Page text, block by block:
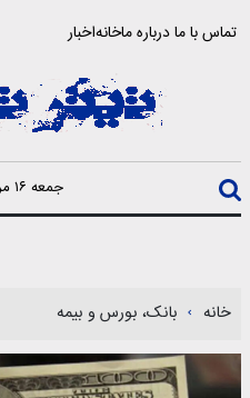
تماس با مادرباره ماخانهاخبار
جمعه ۱۶ مرداد ۱۴۰۵
خانه بانک، بورس و بیمه